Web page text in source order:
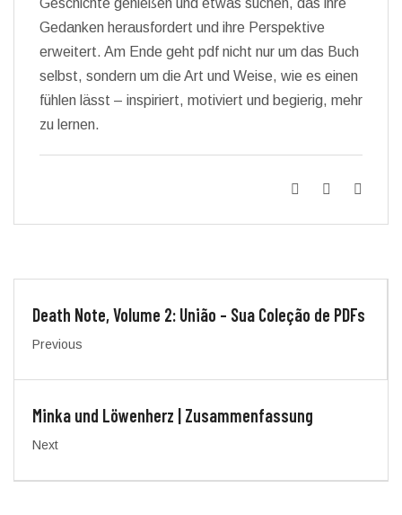
Geschichte genießen und etwas suchen, das ihre
Gedanken herausfordert und ihre Perspektive
erweitert. Am Ende geht pdf nicht nur um das Buch
selbst, sondern um die Art und Weise, wie es einen
fühlen lässt – inspiriert, motiviert und begierig, mehr
zu lernen.
Death Note, Volume 2: União – Sua Coleção de PDFs
Previous
Minka und Löwenherz | Zusammenfassung
Next